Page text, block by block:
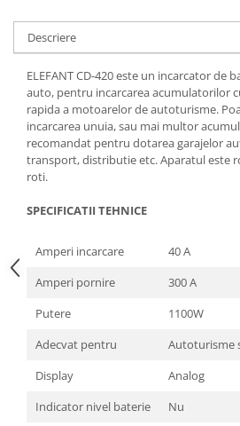
Zootehnie
Incubatoare, oparitoare si
deplumatoare
Echipamente pentru animale
Aparate de tuns animale
Piese si accesorii aparate de tuns
animale
Tarcuri animale
Semanatori
Roabe & accesorii
Casute gradina si cutii depozitare
Mobilier gradina
Corturi, Prelate si plase de
Zdrobitoare si teascuri
Descriere
ELEFANT CD-420 este un incarcator de
auto, pentru incarcarea acumulatorilor
rapida a motoarelor de autoturisme.
incarcarea unuia, sau mai multor
recomandat pentru dotarea garajelor
transport, distributie etc. Aparatul este
roti.
SPECIFICATII TEHNICE
Amperi incarcare
40 A
Amperi pornire
300 A
Putere
1100W
Adecvat pentru
Autoturisme
Display
Analog
Indicator nivel baterie
Nu